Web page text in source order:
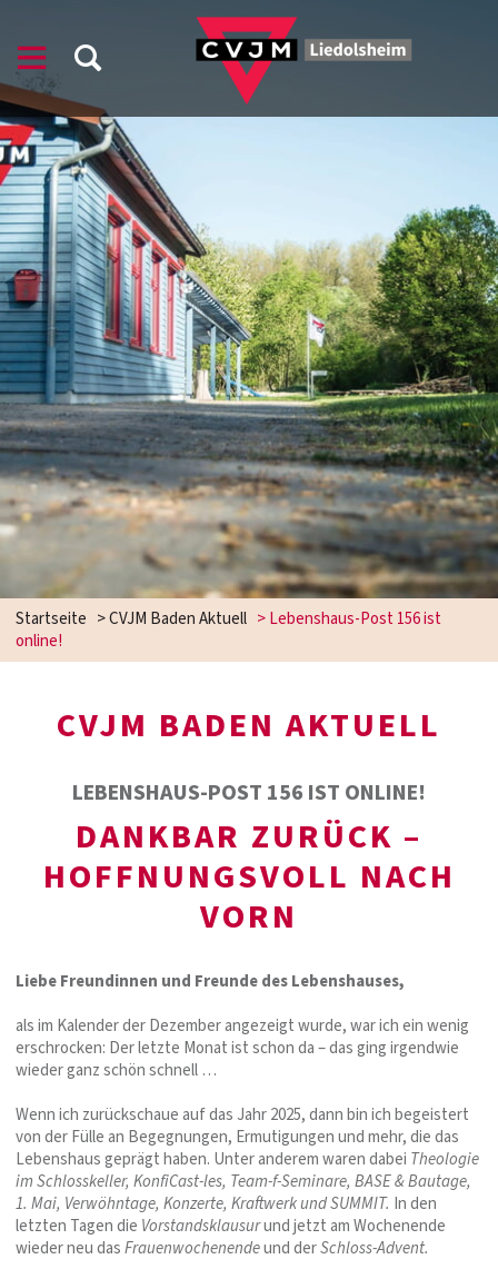
Startseite >CVJM Baden Aktuell >Lebenshaus-Post 156 ist
online!
CVJM BADEN AKTUELL
LEBENSHAUS-POST 156 IST ONLINE!
DANKBAR ZURÜCK –
HOFFNUNGSVOLL NACH
VORN
Liebe Freundinnen und Freunde des Lebenshauses,
als im Kalender der Dezember angezeigt wurde, war ich ein wenig
erschrocken: Der letzte Monat ist schon da – das ging irgendwie
wieder ganz schön schnell …
Wenn ich zurückschaue auf das Jahr 2025, dann bin ich begeistert
von der Fülle an Begegnungen, Ermutigungen und mehr, die das
Lebenshaus geprägt haben. Unter anderem waren dabei Theologie
im Schlosskeller, KonfiCast-les, Team-f-Seminare, BASE & Bautage,
1. Mai, Verwöhntage, Konzerte, Kraftwerk und SUMMIT. In den
letzten Tagen die Vorstandsklausurund jetzt am Wochenende
wieder neu dasFrauenwochenendeund derSchloss-Advent.